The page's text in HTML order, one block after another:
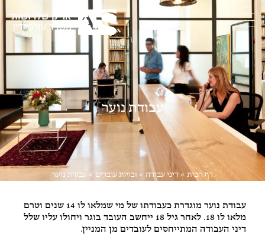
עבודת נוער
דף הבית »דיני עבודה » זכויות עובדים » עבודת נוער
עבודת נוער מוגדרת כעבודתו של מי שמלאו לו 14 שנים וטרם
מלאו לו 18. לאחר גיל 18 ייחשב העובד בוגר ויחולו עליו שלל
דיני העבודה המתייחסים לעובדים מן המניין.